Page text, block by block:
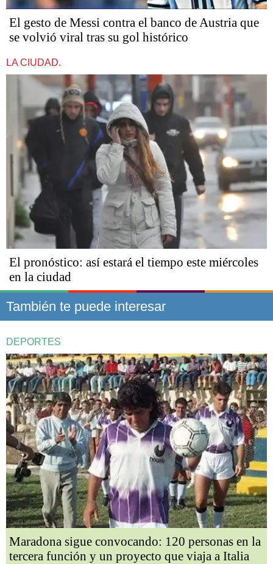
El gesto de Messi contra el banco de Austria que
se volvió viral tras su gol histórico
LA CIUDAD.
El pronóstico: así estará el tiempo este miércoles
en la ciudad
También te puede interesar
DEPORTES
Maradona sigue convocando: 120 personas en la
tercera función y un proyecto que viaja a Italia